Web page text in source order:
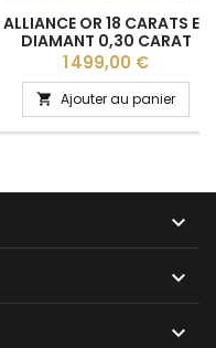
ALLIANCE OR 18 CARATS ET
DIAMANT 0,30 CARAT
"ASTREE" - 4,5 MM
Prix
1 499,00 €
 Ajouter au panier


